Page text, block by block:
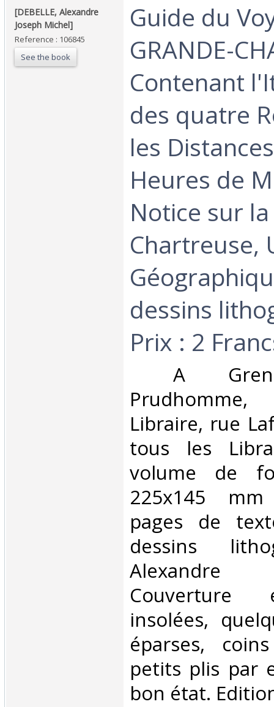
‎[DEBELLE, Alexandre
Joseph Michel]‎
Reference : 106845
See the book
‎Guide du
GRANDE-
Contenant
des quatre
les
Heures de
Notice sur
Chartreuse,
dessins
Prix : 2
A
Libraire, rue
tous les
volume de
225x145
pages de
dessins
Couverture
insolées,
éparses,
petits plis par
bon état.